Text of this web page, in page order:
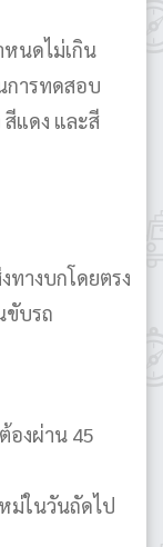
นดไม่เกิน
การทดสอบ
แดง และสี
ทางบกโดยตรง
ขับรถ
องผ่าน 45
ม่ในวันถัดไป